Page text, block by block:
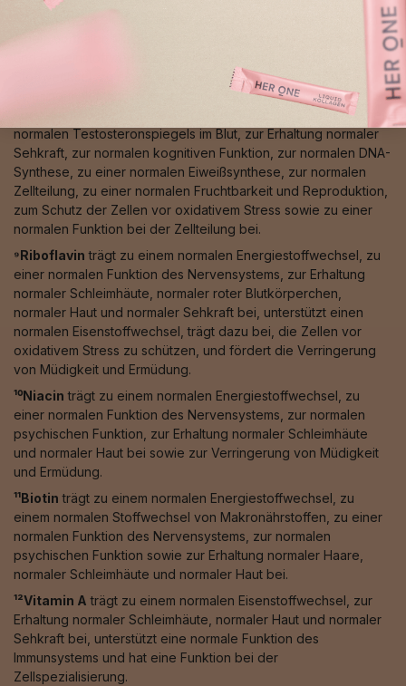
trägt zu einem normalen Säure-Basen-Stoffwechsel, zu
Stoffwechsel, zu einem normalen Energiestoffwechsel, zu
einer normalen Funktion des Immunsystems, zur Erhaltung
normaler Knochen, Haare, Nägel und Haut, zur Erhaltung eines
normalen Testosteronspiegels im Blut, zur Erhaltung normaler
Sehkraft, zur normalen kognitiven Funktion, zur normalen DNA-
Synthese, zu einer normalen Eiweißsynthese, zur normalen
Zellteilung, zu einer normalen Fruchtbarkeit und Reproduktion,
zum Schutz der Zellen vor oxidativem Stress sowie zu einer
normalen Funktion bei der Zellteilung bei.
⁹Riboflavin trägt zu einem normalen Energiestoffwechsel, zu
einer normalen Funktion des Nervensystems, zur Erhaltung
normaler Schleimhäute, normaler roter Blutkörperchen,
normaler Haut und normaler Sehkraft bei, unterstützt einen
normalen Eisenstoffwechsel, trägt dazu bei, die Zellen vor
oxidativem Stress zu schützen, und fördert die Verringerung
von Müdigkeit und Ermüdung.
¹⁰Niacin trägt zu einem normalen Energiestoffwechsel, zu
einer normalen Funktion des Nervensystems, zur normalen
psychischen Funktion, zur Erhaltung normaler Schleimhäute
und normaler Haut bei sowie zur Verringerung von Müdigkeit
und Ermüdung.
¹¹Biotin trägt zu einem normalen Energiestoffwechsel, zu
einem normalen Stoffwechsel von Makronährstoffen, zu einer
normalen Funktion des Nervensystems, zur normalen
psychischen Funktion sowie zur Erhaltung normaler Haare,
normaler Schleimhäute und normaler Haut bei.
¹²Vitamin A trägt zu einem normalen Eisenstoffwechsel, zur
Erhaltung normaler Schleimhäute, normaler Haut und normaler
Sehkraft bei, unterstützt eine normale Funktion des
Immunsystems und hat eine Funktion bei der
Zellspezialisierung.